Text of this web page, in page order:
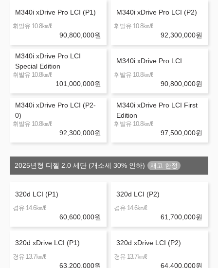
M340i xDrive Pro LCI (P1)
휘발유 10.8㎞/ℓ
90,800,000원
M340i xDrive Pro LCI (P2)
휘발유 10.8㎞/ℓ
92,300,000원
M340i xDrive Pro LCI
Special Edition
휘발유 10.8㎞/ℓ
101,000,000원
M340i xDrive Pro LCI
휘발유 10.8㎞/ℓ
90,800,000원
M340i xDrive Pro LCI (P2-
0)
휘발유 10.8㎞/ℓ
92,300,000원
M340i xDrive Pro LCI First
Edition
휘발유 10.8㎞/ℓ
97,500,000원
2025년형 디젤 2.0 세단 (개소세 30% 인하)
320d LCI (P1)
경유 14.6㎞/ℓ
60,600,000원
320d LCI (P2)
경유 14.6㎞/ℓ
61,700,000원
320d xDrive LCI (P1)
경유 13.7㎞/ℓ
63,200,000원
320d xDrive LCI (P2)
경유 13.7㎞/ℓ
64,400,000원